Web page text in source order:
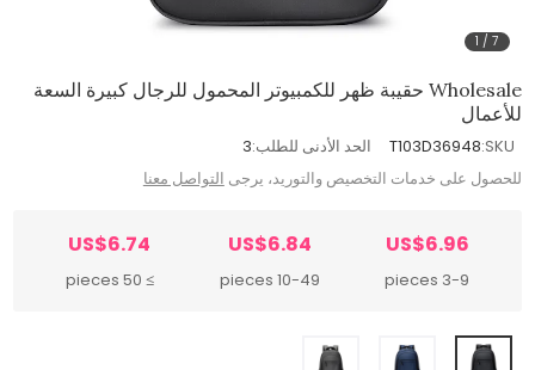
1 /7
Wholesale حقيبة ظهر للكمبيوتر المحمول للرجال كبيرة السعة
للأعمال
SKU:
T103D36948 الحد الأدنى للطلب:3
للحصول على خدمات التخصيص والتوريد، يرجى التواصل معنا
US$6.96
3-9 pieces
US$6.84
10-49 pieces
US$6.74
≥ 50 pieces